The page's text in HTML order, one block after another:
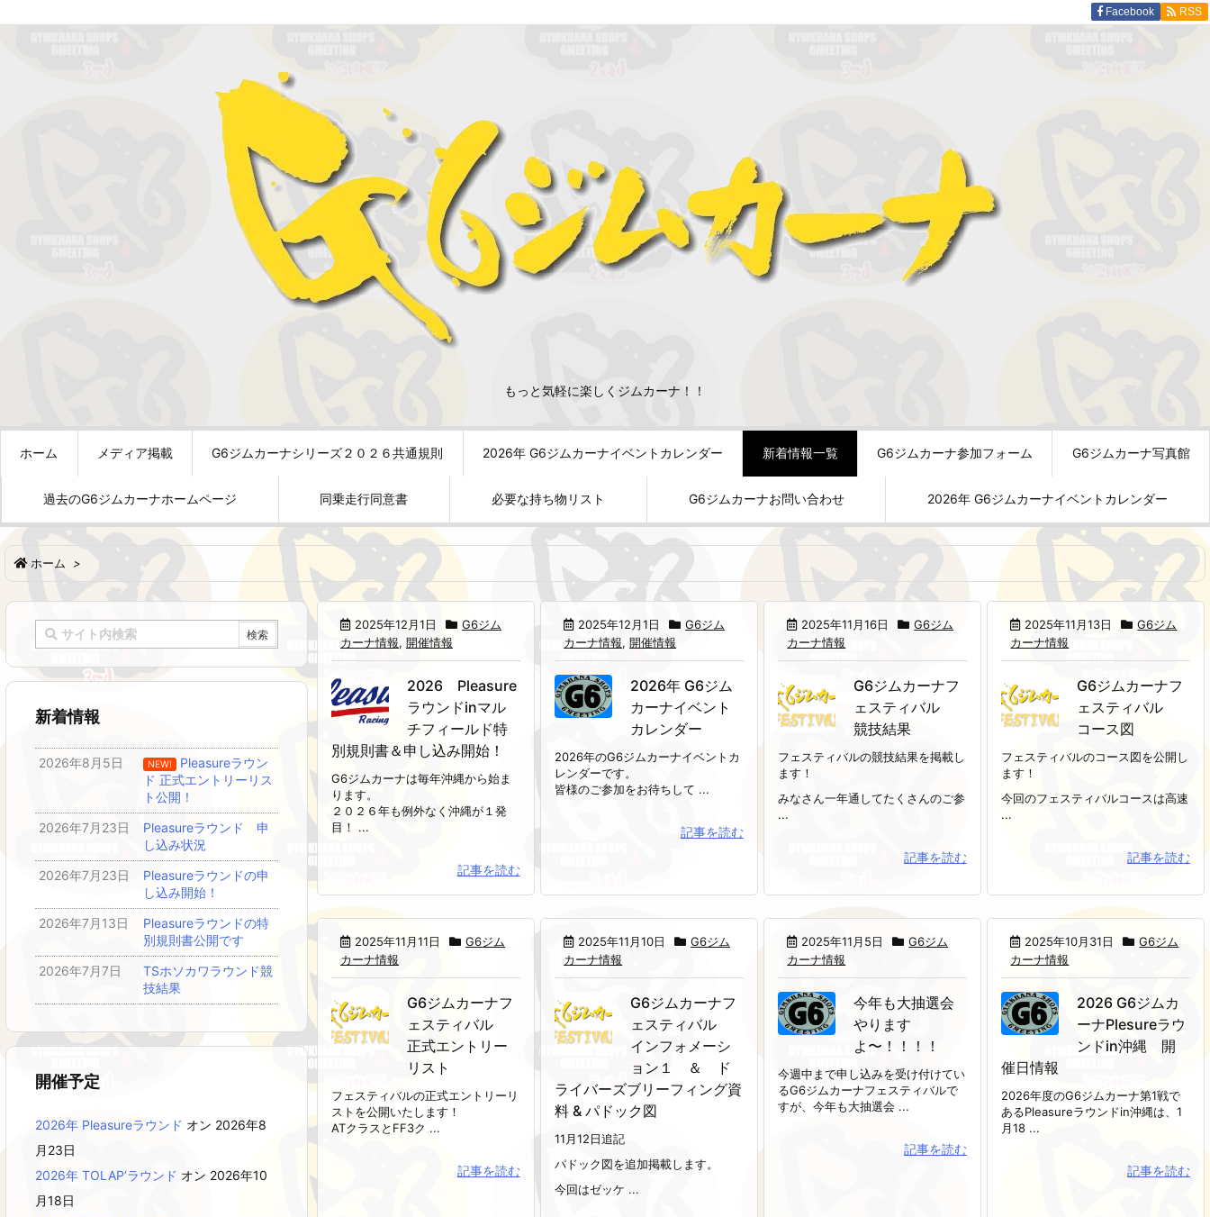
もっと気軽に楽しくジムカーナ！！
ホーム メディア掲載 G6ジムカーナシリーズ２０２６共通規則 2026年 G6ジムカーナイベントカレンダー 新着情報一覧 G6ジムカーナ参加フォーム G6ジムカーナ写真館
過去のG6ジムカーナホームページ 同乗走行同意書 必要な持ち物リスト G6ジムカーナお問い合わせ 2026年 G6ジムカーナイベントカレンダー
Facebook RSS
ホーム >
2025年12月1日
G6ジム
カーナ情報, 開催情報
2026 Pleasure
ラウンドinマル
チフィールド特
別規則書＆申し込み開始！
G6ジムカーナは毎年沖縄から始ま
ります。
２０２６年も例外なく沖縄が１発
目！ ...
記事を読む
2025年12月1日
G6ジム
カーナ情報,開催情報
2026年 G6ジム
カーナイベント
カレンダー
2026年のG6ジムカーナイベントカ
レンダーです。
皆様のご参加をお待ちして ...
記事を読む
2025年11月16日
G6ジム
カーナ情報
G6ジムカーナフ
ェスティバル
競技結果
フェスティバルの競技結果を掲載し
ます！
みなさん一年通してたくさんのご参
...
記事を読む
2025年11月13日
G6ジム
カーナ情報
G6ジムカーナフ
ェスティバル
コース図
フェスティバルのコース図を公開し
ます！
今回のフェスティバルコースは高速
...
記事を読む
2025年11月11日
G6ジム
カーナ情報
G6ジムカーナフ
ェスティバル
正式エントリー
リスト
フェスティバルの正式エントリーリ
ストを公開いたします！
ATクラスとFF3ク ...
記事を読む
2025年11月10日
G6ジム
カーナ情報
G6ジムカーナフ
ェスティバル
インフォメーシ
ョン１ ＆ ド
ライバーズブリーフィング資
料 & パドック図
11月12日追記
パドック図を追加掲載します。
今回はゼッケ ...
2025年11月5日
G6ジム
カーナ情報
今年も大抽選会
やります
よ〜！！！！
今週中まで申し込みを受け付けてい
るG6ジムカーナフェスティバルで
すが、今年も大抽選会 ...
記事を読む
2025年10月31日
G6ジム
カーナ情報
2026 G6ジムカ
ーナPlesureラウ
ンドin沖縄 開
催日情報
2026年度のG6ジムカーナ第1戦で
あるPleasureラウンドin沖縄は、1
月18 ...
記事を読む
新着情報
2026年8月5日 NEW! Pleasureラウン
ド 正式エントリーリス
ト公開！
2026年7月23日
Pleasureラウンド 申
し込み状況
2026年7月23日
Pleasureラウンドの申
し込み開始！
2026年7月13日
Pleasureラウンドの特
別規則書公開です
2026年7月7日
TSホソカワラウンド競
技結果
開催予定
2026年 Pleasureラウンド オン 2026年8
月23日
2026年 TOLAP’ラウンド オン 2026年10
月18日